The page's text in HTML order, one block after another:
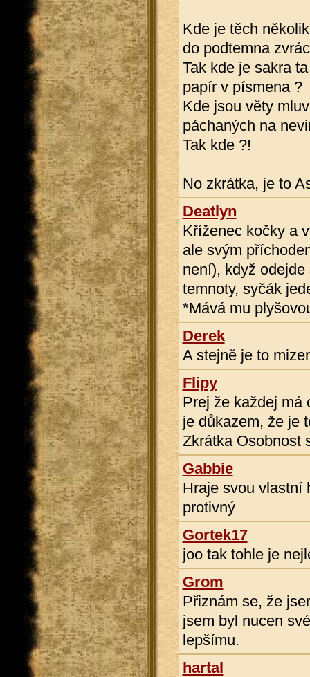
Kde je těch
do podtemna
Tak kde je sakra
papír v písmena ?
Kde jsou věty
páchaných na
Tak kde ?!
No zkrátka, je to
Deatlyn
Kříženec kočky a
ale svým
není), když
temnoty, syčák
*Mává mu
Derek
A stejně je to
Flipy
Prej že každej má
je důkazem, že je
Zkrátka Osobnost
Gabbie
Hraje svou vlastní
protivný
Gortek17
joo tak tohle je
Grom
Přiznám se, že
jsem byl nucen
lepšímu.
hartal